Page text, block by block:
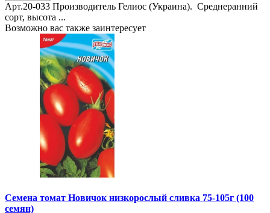
Арт.20-033 Производитель Гелиос (Украина). Среднеранний
сорт, высота ...
Возможно вас также заинтересует
Семена томат Новичок низкорослый сливка 75-105г (100
семян)